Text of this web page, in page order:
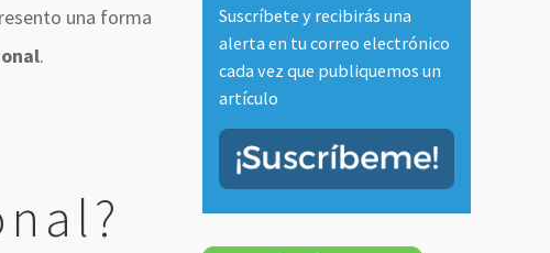
una forma
.
Suscríbete y recibirás una
alerta en tu correo electrónico
cada vez que publiquemos un
artículo